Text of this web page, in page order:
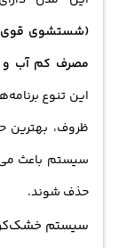
(شستشوی قوی
مصرف کم آب و
این تنوع
ظروف، بهترین
سیستم باعث
حذف شوند.
سیستم